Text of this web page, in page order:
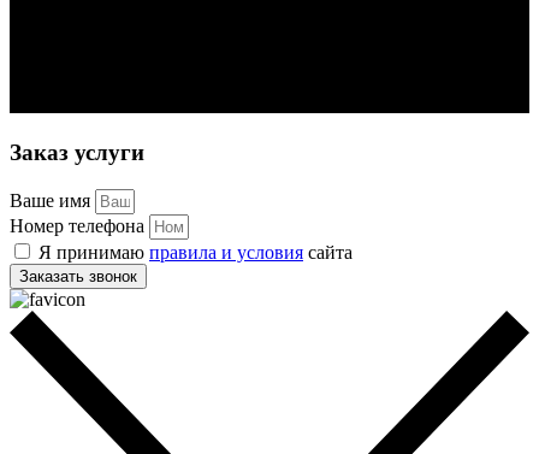
Заказ услуги
Ваше имя
Номер телефона
Я принимаю правила и условия сайта
Заказать звонок